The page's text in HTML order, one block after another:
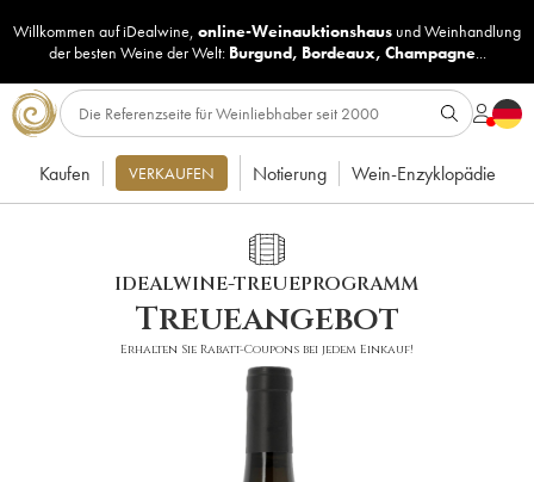
Willkommen auf iDealwine, online-Weinauktionshaus undWeinhandlung
der besten Weine der Welt: Burgund, Bordeaux, Champagne...
Kaufen VERKAUFEN Notierung Wein-Enzyklopädie
IDEALWINE-TREUEPROGRAMM
Treueangebot
Erhalten Sie Rabatt-Coupons bei jedem Einkauf!